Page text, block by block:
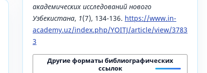
академических исследований нового
Узбекистана, 1(7), 134-136. https://www.in-
academy.uz/index.php/YOITJ/article/view/3783
3
Другие форматы библиографических
ссылок